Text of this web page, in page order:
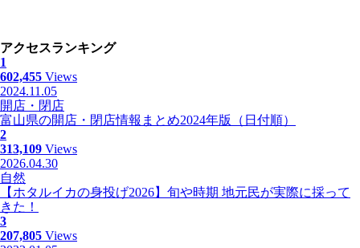
アクセスランキング
1
602,455 Views
2024.11.05
開店・閉店
富山県の開店・閉店情報まとめ2024年版（日付順）
2
313,109 Views
2026.04.30
自然
【ホタルイカの身投げ2026】旬や時期 地元民が実際に採って
きた！
3
207,805 Views